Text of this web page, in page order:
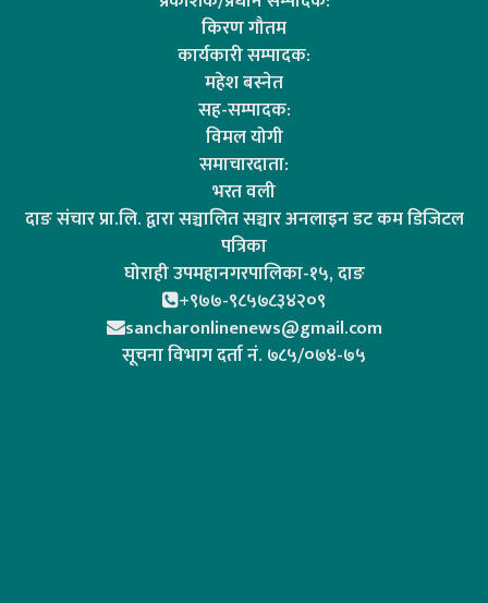
किरण गौतम
कार्यकारी सम्पादक:
महेश बस्नेत
सह-सम्पादक:
विमल योगी
समाचारदाता:
भरत वली
दाङ संचार प्रा.लि. द्वारा सञ्चालित सञ्चार अनलाइन डट कम डिजिटल
पत्रिका
घोराही उपमहानगरपालिका-१५, दाङ
+९७७-९८५७८३४२०९
sancharonlinenews@gmail.com
सूचना विभाग दर्ता न‌ं. ७८५/०७४-७५